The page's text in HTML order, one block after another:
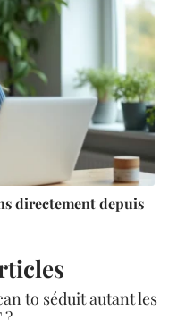
directement depuis
to séduit autant les